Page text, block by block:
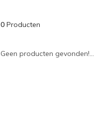
0Producten
Geen producten gevonden!...